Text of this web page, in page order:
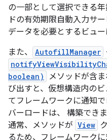
の一部として選択できる
ドの有効期限自動入力サ
データを必要とするビュ
また、
AutofillManager
boolean)
メソッドが含
び出すと、仮想構造内の
てフレームワークに通知
バーロードは、 構築でき
通常、メソッドが View
るため、フレームワーク